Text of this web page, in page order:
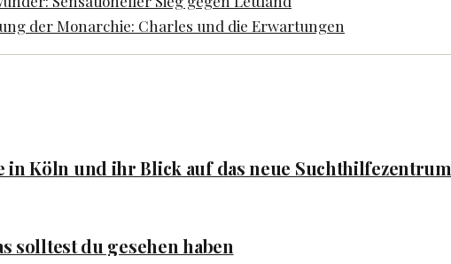
der Monarchie: Charles und die Erwartungen
Köln und ihr Blick auf das neue Suchthilfezentrum
solltest du gesehen haben